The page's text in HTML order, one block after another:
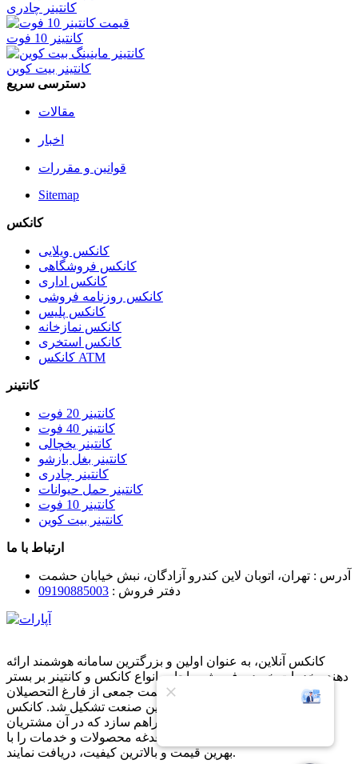
کانتینر چادری
کانتینر 10 فوت
کانتینر بیت کوین
دسترسی سریع
مقالات
اخبار
قوانین و مقررات
Sitemap
کانکس
کانکس ویلایی
کانکس فروشگاهی
کانکس اداری
کانکس روزنامه فروشی
کانکس پلیس
کانکس نمازخانه
کانکس استخری
کانکس ATM
کانتینر
کانتینر 20 فوت
کانتینر 40 فوت
کانتینر یخچالی
کانتینر بغل بازشو
کانتینر چادری
کانتینر حمل حیوانات
کانتینر 10 فوت
کانتینر بیت کوین
ارتباط با ما
آدرس : تهران، اتوبان لاین کندرو آزادگان، نبش خیابان حشمت
دفتر فروش : 09190885003
کانکس آنلاین، به عنوان اولین و بزرگترین سامانه هوشمند ارائه
دهنده خدمات خرید و فروش و اجاره انواع کانکس و کانتینر بر بستر
فناوری اطلاعات بوده که به همت جمعی از فارغ التحصیلان
دانشگاهی با تجربه چند سال در این صنعت تشکیل شد. کانکس
آنلاین در تلاش است تا بستری فراهم سازد که در آن مشتریان
بتوانند در کمترین زمان و بدون دغدغه محصولات و خدمات را با
بهرین قیمت و بالاترین کیفیت، دریافت نمایند.